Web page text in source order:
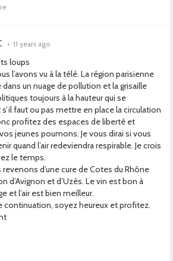
• 11 years ago
loups
l’avons vu à la télé. La région parisienne
un nuage de pollution et la grisaille
toujours à la hauteur qui se
faut ou pas mettre en place la circulation
profitez des espaces de liberté et
jeunes poumons. Je vous dirai si vous
quand l’air redeviendra respirable. Je crois
le temps.
d’une cure de Cotes du Rhône
d’Avignon et d’Uzès. Le vin est bon à
et l’air est bien meilleur.
continuation, soyez heureux et profitez.